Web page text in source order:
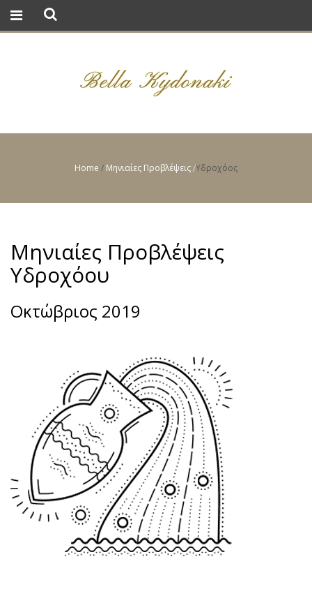
Home / Μηνιαίες Προβλέψεις /Υδροχόος
Μηνιαίες Προβλέψεις
Υδροχόου
Οκτώβριος 2019